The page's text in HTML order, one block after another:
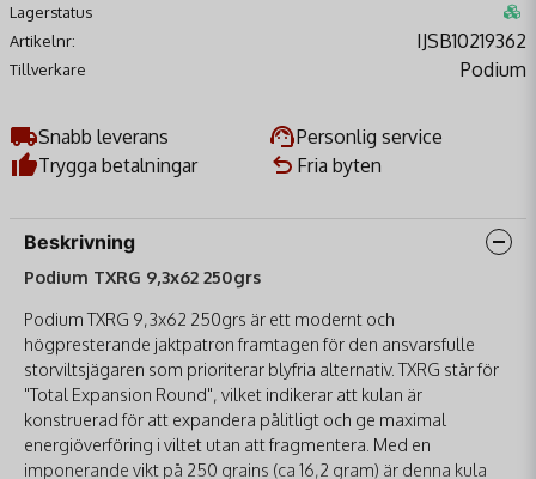
Lagerstatus
Artikelnr:
IJSB10219362
Tillverkare Podium
Snabb leverans
Personlig service
Trygga betalningar
Fria byten
Beskrivning
Podium TXRG 9,3x62 250grs
Podium TXRG 9,3x62 250grs är ett modernt och
högpresterande jaktpatron framtagen för den ansvarsfulle
storviltsjägaren som prioriterar blyfria alternativ. TXRG står för
"Total Expansion Round", vilket indikerar att kulan är
konstruerad för att expandera pålitligt och ge maximal
energiöverföring i viltet utan att fragmentera. Med en
imponerande vikt på 250 grains (ca 16,2 gram) är denna kula